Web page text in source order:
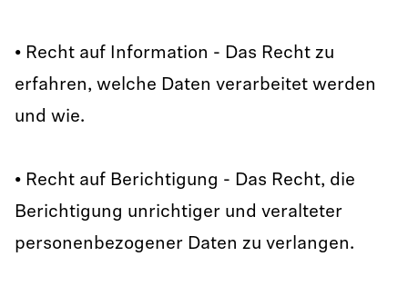
• Recht auf Information - Das Recht zu
erfahren, welche Daten verarbeitet werden
und wie.
• Recht auf Berichtigung - Das Recht, die
Berichtigung unrichtiger und veralteter
personenbezogener Daten zu verlangen.